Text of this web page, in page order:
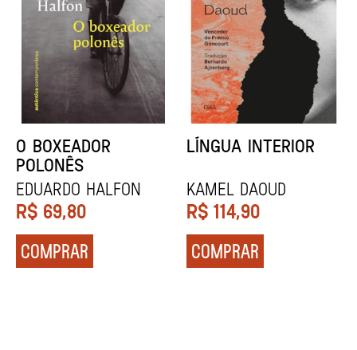
DENTES BRANCOS
Zadie Smith
R$ 129,90
COMPRAR
UCRÂNIA
Andrei Kurkov
R$ 139,90
COMPRAR